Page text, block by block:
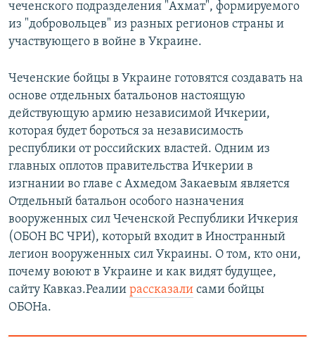
чеченского подразделения "Ахмат", формируемого
из "добровольцев" из разных регионов страны и
участвующего в войне в Украине.
Чеченские бойцы в Украине готовятся создавать на
основе отдельных батальонов настоящую
действующую армию независимой Ичкерии,
которая будет бороться за независимость
республики от российских властей. Одним из
главных оплотов правительства Ичкерии в
изгнании во главе с Ахмедом Закаевым является
Отдельный батальон особого назначения
вооруженных сил Чеченской Республики Ичкерия
(ОБОН ВС ЧРИ), который входит в Иностранный
легион вооруженных сил Украины. О том, кто они,
почему воюют в Украине и как видят будущее,
сайту Кавказ.Реалии рассказали сами бойцы
ОБОНа.